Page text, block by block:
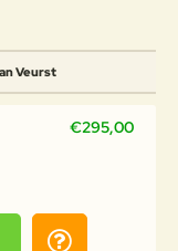
Veurst
€295,00